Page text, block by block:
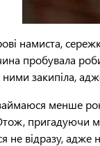
намиста,
пробувала
закипіла,
менше
пригадуючи
не відразу,